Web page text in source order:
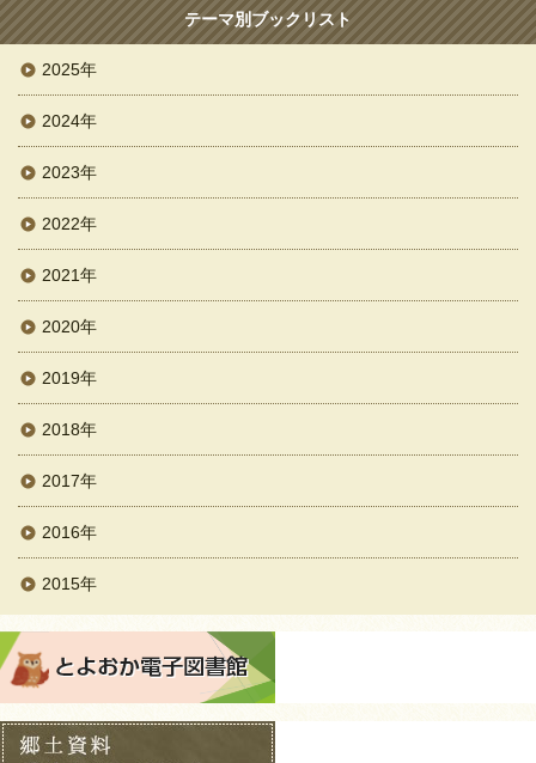
テーマ別ブックリスト
2025年
2024年
2023年
2022年
2021年
2020年
2019年
2018年
2017年
2016年
2015年